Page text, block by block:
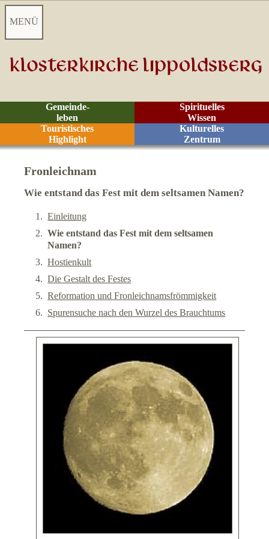
MENÜ
Startseite
Videoarchiv
Kontakt
Zeiten
Impressum
Links
Spirituelles
Wissen
Gemeinde-
leben
Kulturelles
Zentrum
Touristisches
Highlight
Fronleichnam
Wie entstand das Fest mit dem seltsamen Namen?
Einleitung
Wie entstand das Fest mit dem seltsamen
Namen?
Hostienkult
Die Gestalt des Festes
Reformation und Fronleichnamsfrömmigkeit
Spurensuche nach den Wurzel des Brauchtums